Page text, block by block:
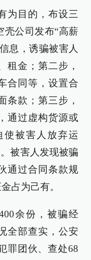
为目的，布设三
壳公司发布“高薪
息，诱骗被害人
租金；第二步，
合同等，设置合
条款；第三步，
通过虚构货源或
被害人放弃运
被害人发现被骗
通过合同条款规
占为己有。
余份，被骗经
全部查实，公安
罪团伙、查处68